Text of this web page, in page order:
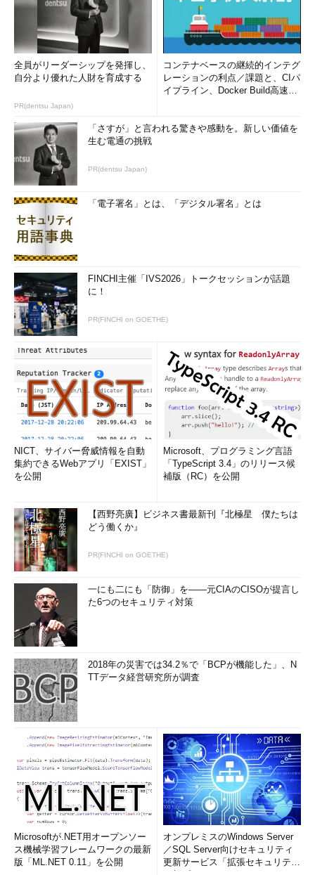
全員がリーダーシップを発揮し、
自分より優れた人財を育成する
PR(dentsu Japan)
コンテナベースの継続的インテグ
レーションの利点／課題と、CIパ
イプライン、Docker Build高速化
「さすが」と言われる驚きや感動を。新しい価値を
生む電通の挑戦
PR(dentsu Japan)
「電子署名」とは、「デジタル署名」とは
FINCHI主催「IVS2026」トークセッションが話題
に！
PR(FINCHI on GOETHE)
NICT、サイバー脅威情報を自動
集約できるWebアプリ「EXIST」
を公開
Microsoft、プログラミング言語
「TypeScript 3.4」のリリース候
補版（RC）を公開
【西野亮廣】ビジネス書最新刊『北極星 僕たちは
どう働くか』
PR(FINCHI on GOETHE)
一にも二にも「防御」を――元CIAのCISOが提言し
た6つのセキュリティ対策
2018年の災害では34.2％で「BCPが機能した」、N
TTデータ経営研究所が調査
Microsoftが.NET用オープンソー
ス機械学習フレームワークの最新
版「ML.NET 0.11」を公開
オンプレミスのWindows Server
／SQL Server向けセキュリティ
更新サービス「拡張セキュリティ